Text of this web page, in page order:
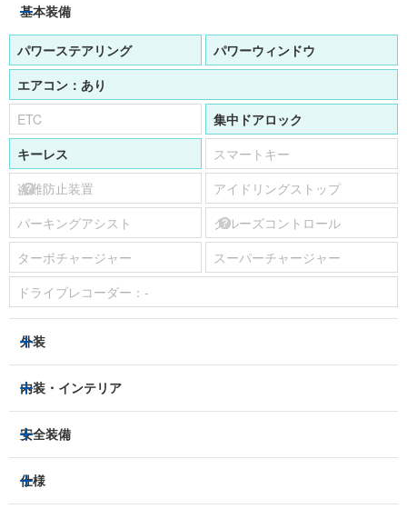
基本装備
パワーステアリング
パワーウィンドウ
エアコン： あり
ETC
集中ドアロック
キーレス
スマートキー
盗難防止装置
アイドリングストップ
パーキングアシスト
クルーズコントロール
ターボチャージャー
スーパーチャージャー
ドライブレコーダー： -
外装
HIDヘッドライト
アルミホイール：15インチ
サンルーフ/ガラスルーフ
内装・インテリア
3列シート
ベンチシート
パワーシート
安全装備
トラクションコントロール
レーンキープアシスト
横滑り防止装置
仕様